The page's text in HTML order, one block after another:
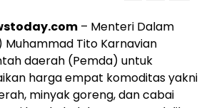
– Menteri Dalam
Muhammad Tito Karnavian
daerah (Pemda) untuk
harga empat komoditas yakni
minyak goreng, dan cabai